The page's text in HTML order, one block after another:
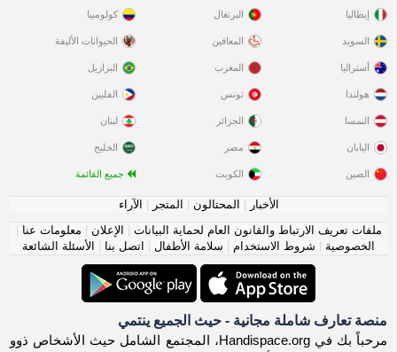
إيطاليا
السويد
البرتغال
المعاقين
كولومبيا
الحيوانات الأليفة
أستراليا
هولندا
النمسا
اليابان
الصين
المغرب
تونس
الجزائر
مصر
الكويت
البرازيل
الفلبين
لبنان
الخليج
جميع القائمة
الأخبار المحتالون المتجر
الآراء
ملفات تعريف الارتباط والقانون العام لحماية البيانات
الإعلان معلومات عنا
الخصوصية
شروط الاستخدام سلامة الأطفال اتصل بنا الأسئلة الشائعة
منصة تعارف شاملة مجانية - حيث الجميع ينتمي
مرحباً بك في Handispace.org، المجتمع الشامل حيث الأشخاص ذوو